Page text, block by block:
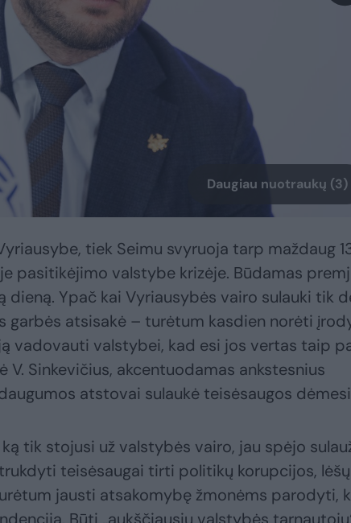
Daugiau nuotraukų (3)
tiek Seimu svyruoja tarp maždaug
pasitikėjimo valstybe krizėje. Būdamas
Ypač kai Vyriausybės vairo sulauki tik
garbės atsisakė – turėtum kasdien norėti
vadovauti valstybei, kad esi jos vertas taip
V. Sinkevičius, akcentuodamas ankstesnius
atstovai sulaukė teisėsaugos
tik stojusi už valstybės vairo, jau spėjo
teisėsaugai tirti politikų korupcijos, lėšų
jausti atsakomybę žmonėms parodyti,